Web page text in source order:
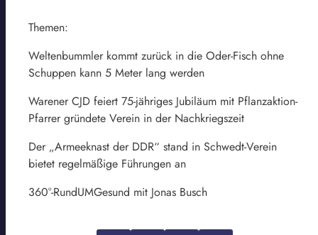
Themen:
Weltenbummler kommt zurück in die Oder-Fisch ohne
Schuppen kann 5 Meter lang werden
Warener CJD feiert 75-jähriges Jubiläum mit Pflanzaktion-
Pfarrer gründete Verein in der Nachkriegszeit
Der „Armeeknast der DDR“ stand in Schwedt-Verein
bietet regelmäßige Führungen an
360°-RundUMGesund mit Jonas Busch